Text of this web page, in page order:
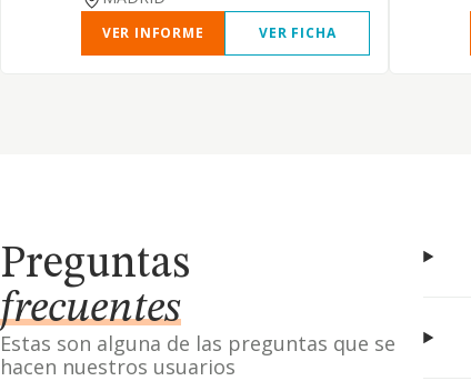
VER INFORME VER FICHA
Preguntas
frecuentes
Estas son alguna de las preguntas que se
hacen nuestros usuarios